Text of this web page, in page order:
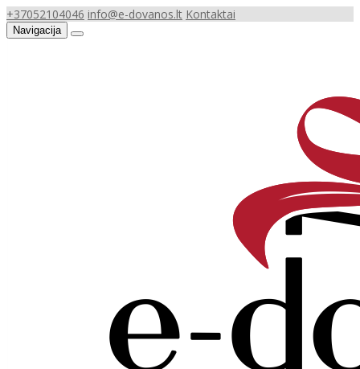
+37052104046 info@e-dovanos.lt Kontaktai
Navigacija